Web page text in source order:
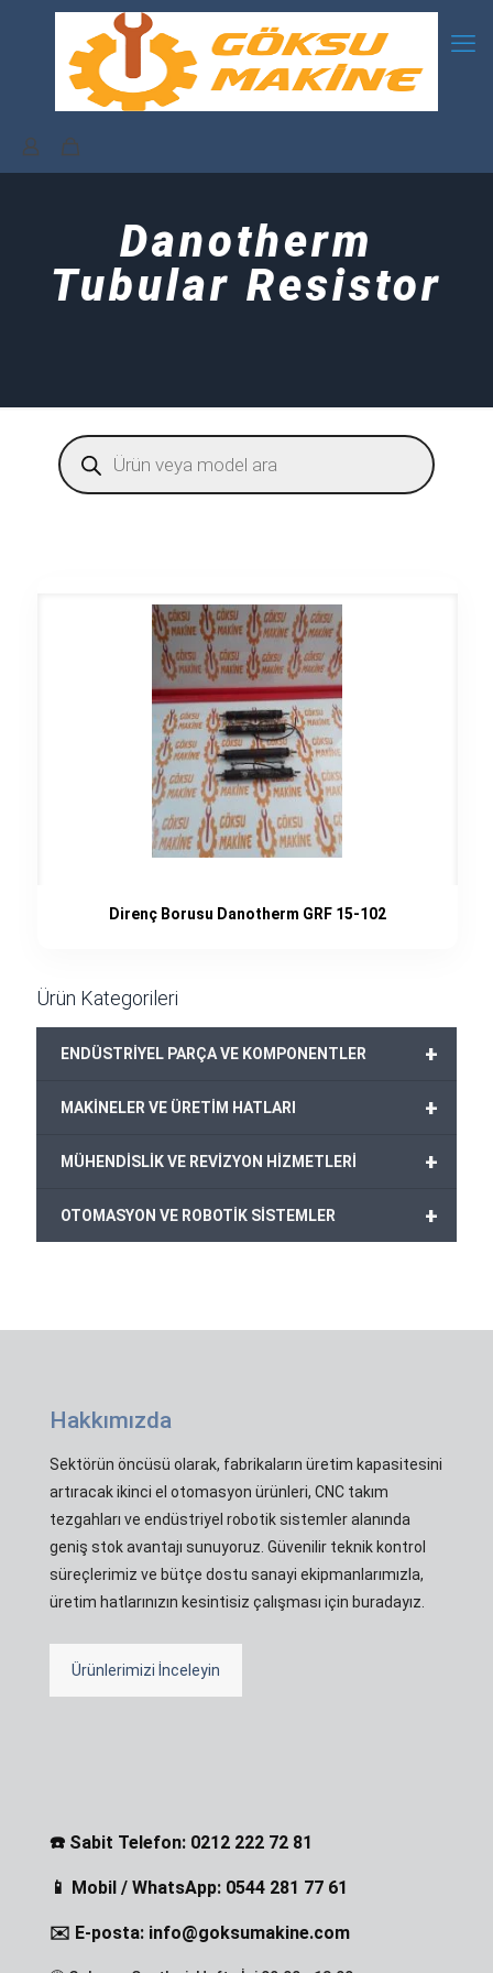
Danotherm
Tubular Resistor
Products
search
Direnç Borusu Danotherm GRF 15-102
Ürün Kategorileri
+
ENDÜSTRİYEL PARÇA VE KOMPONENTLER
+
MAKİNELER VE ÜRETİM HATLARI
+
MÜHENDİSLİK VE REVİZYON HİZMETLERİ
+
OTOMASYON VE ROBOTİK SİSTEMLER
Hakkımızda
Sektörün öncüsü olarak, fabrikaların üretim kapasitesini
artıracak ikinci el otomasyon ürünleri, CNC takım
tezgahları ve endüstriyel robotik sistemler alanında
geniş stok avantajı sunuyoruz. Güvenilir teknik kontrol
süreçlerimiz ve bütçe dostu sanayi ekipmanlarımızla,
üretim hatlarınızın kesintisiz çalışması için buradayız.
Ürünlerimizi İnceleyin
☎️ Sabit Telefon: 0212 222 72 81
📱 Mobil / WhatsApp: 0544 281 77 61
✉️ E-posta: info@goksumakine.com